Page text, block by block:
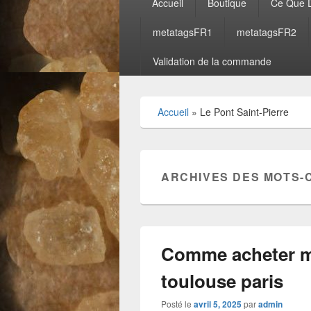
principal
metatagsFR1 metatagsFR2
Validation de la commande
Accueil » Le Pont Saint-Pierre
ARCHIVES DES MOTS-
Comme acheter
toulouse paris
Posté le avril 5, 2025paradmin